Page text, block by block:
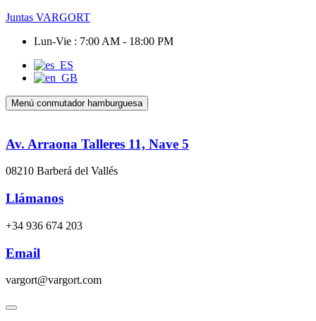
Juntas VARGORT
Lun-Vie : 7:00 AM - 18:00 PM
Menú conmutador hamburguesa
Av. Arraona Talleres 11, Nave 5
08210 Barberá del Vallés
Llámanos
+34 936 674 203
Email
vargort@vargort.com